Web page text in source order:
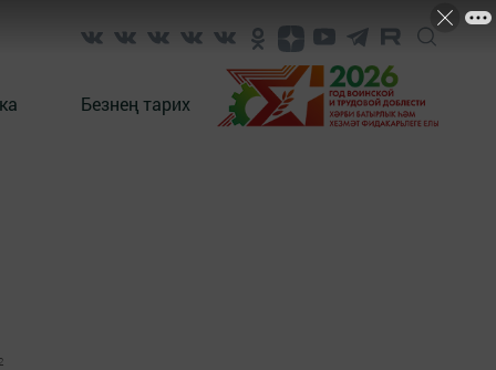
Безнең тарих